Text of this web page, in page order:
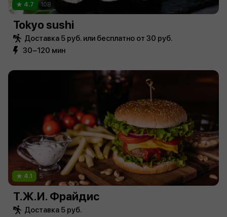
4.7 108
Tokyo sushi
Доставка 5 руб. или бесплатно от 30 руб.
30−120 мин
4.1 5
Т.Ж.И. Фрайдис
Доставка 5 руб.